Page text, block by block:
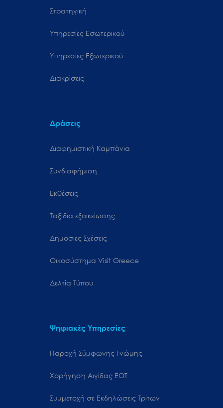
Στρατηγική
Υπηρεσίες Εσωτερικού
Υπηρεσίες Εξωτερικού
Διακρίσεις
Δράσεις
Διαφημιστική Καμπάνια
Συνδιαφήμιση
Εκθέσεις
Ταξίδια εξοικείωσης
Δημόσιες Σχέσεις
Oικοσύστημα Visit Greece
Δελτία Τύπου
Ψηφιακές Υπηρεσίες
Παροχή Σύμφωνης Γνώμης
Χορήγηση Αιγίδας ΕΟΤ
Συμμετοχή σε Εκδηλώσεις Τρίτων